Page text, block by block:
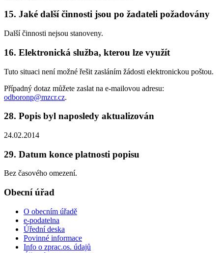
15. Jaké další činnosti jsou po žadateli požadovány
Další činnosti nejsou stanoveny.
16. Elektronická služba, kterou lze využít
Tuto situaci není možné řešit zasláním žádosti elektronickou poštou.
Případný dotaz můžete zaslat na e-mailovou adresu:
odboronp@mzcr.cz.
28. Popis byl naposledy aktualizován
24.02.2014
29. Datum konce platnosti popisu
Bez časového omezení.
Obecní úřad
O obecním úřadě
e-podatelna
Úřední deska
Povinné informace
Info o zprac.os. údajů